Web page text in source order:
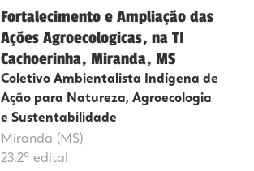
Fortalecimento e Ampliação das
Ações Agroecologicas, na TI
Cachoerinha, Miranda, MS
Coletivo Ambientalista Indígena de
Ação para Natureza, Agroecologia
e Sustentabilidade
Miranda (MS)
23.2º edital